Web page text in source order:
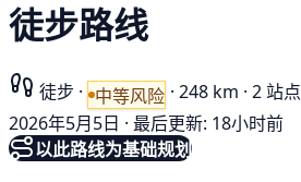
徒步路线
徒步 · 中等风险 · 248 km · 2 站点
2026年5月5日 · 最后更新: 18小时前
以此路线为基础规划